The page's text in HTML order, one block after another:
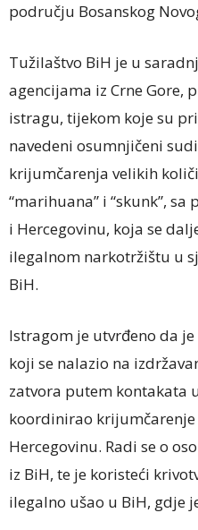
području Bosanskog
Tužilaštvo BiH je u
agencijama iz Crne Gore,
istragu, tijekom koje su
navedeni osumnjičeni
krijumčarenja velikih
“marihuana” i “skunk”,
i Hercegovinu, koja se
ilegalnom narkotržištu u
BiH.
Istragom je utvrđeno da
koji se nalazio na
zatvora putem kontakata
koordinirao
Hercegovinu. Radi se o
iz BiH, te je koristeći
ilegalno ušao u BiH, gdje